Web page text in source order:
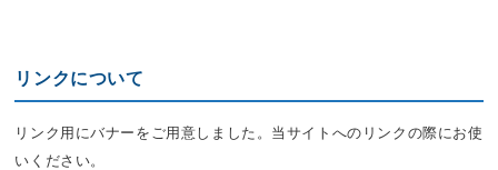
リンクについて
リンク用にバナーをご用意しました。当サイトへのリンクの際にお使
いください。